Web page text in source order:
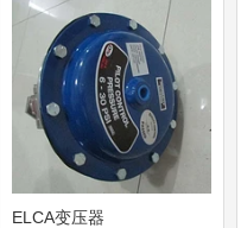
ELCA变压器